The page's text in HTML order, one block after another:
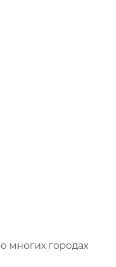
многих городах